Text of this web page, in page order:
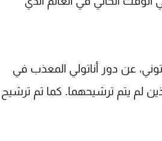
عن ⁠دور أناتولي المعذب في
لم يتم ترشيحهما. كما تم ترشيح